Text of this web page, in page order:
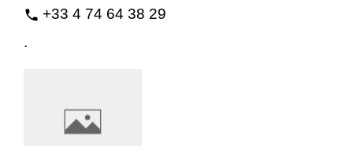
phone +33 4 74 64 38 29
.